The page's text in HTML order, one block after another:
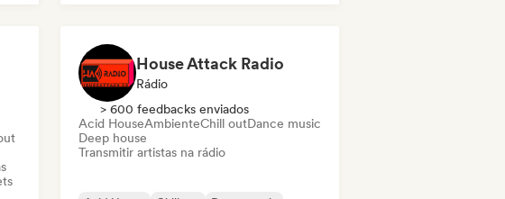
House Attack Radio
Rádio
> 600 feedbacks enviados
Acid HouseAmbienteChill outDance music
Deep house
Transmitir artistas na rádio